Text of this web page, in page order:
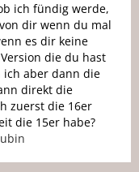
ich fündig werde,
dir wenn du mal
es dir keine
die du hast
aber dann die
direkt die
zuerst die 16er
die 15er habe?